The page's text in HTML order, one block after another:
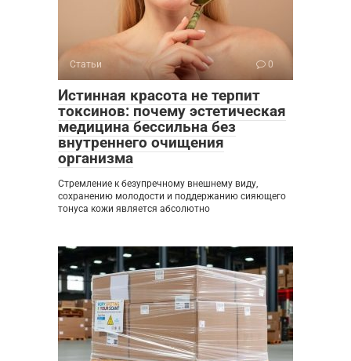
Статьи 0
Истинная красота не терпит
токсинов: почему эстетическая
медицина бессильна без
внутреннего очищения
организма
Стремление к безупречному внешнему виду,
сохранению молодости и поддержанию сияющего
тонуса кожи является абсолютно